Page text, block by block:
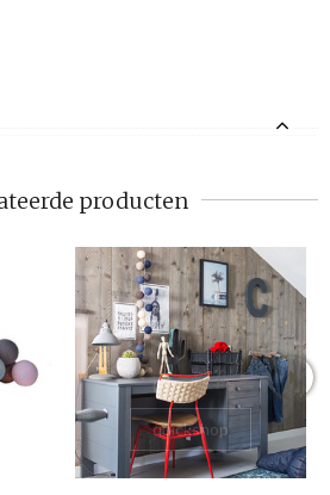
producten
quickshop